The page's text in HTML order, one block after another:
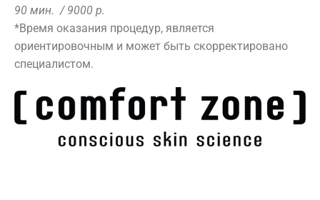
90 мин. / 9000 р.
*Время оказания процедур, является
ориентировочным и может быть скорректировано
специалистом.
Косметология
Лицо
Аппаратная
SPA
SPA
[ Comfort
Салон
Парикмахерская
Make-up
Депиляция
ДНК-тест
SPA
Этикет
О КОМПАНИИ: ФИЛОСОФИЯ
СПЕЦИАЛИСТЫ ПРЕЙСКУРАНТ
ОТЗЫВЫ НАШИ ПАРТНЕРЫ